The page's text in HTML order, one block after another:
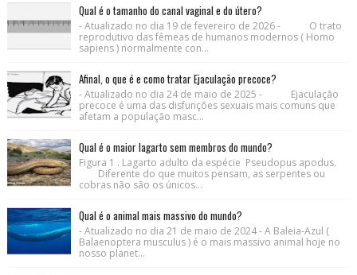
Qual é o tamanho do canal vaginal e do útero?
- Atualizado no dia 19 de fevereiro de 2026 - O trato
reprodutivo das fêmeas de humanos modernos ( Homo
sapiens ) normalmente con...
Afinal, o que é e como tratar Ejaculação precoce?
- Atualizado no dia 24 de maio de 2025 - Ejaculação
precoce é uma das disfunções sexuais mais comuns que
afetam a população masc...
Qual é o maior lagarto sem membros do mundo?
Figura 1 . Lagarto adulto da espécie Pseudopus apodus.
Diferente do que muitos pensam, as serpentes ou
cobras não são os únicos...
Qual é o animal mais massivo do mundo?
- Atualizado no dia 21 de maio de 2024 - A Baleia-Azul (
Balaenoptera musculus ) é o mais massivo animal hoje no
nosso planet...